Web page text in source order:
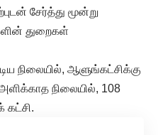
சேர்த்து மூன்று
துறைகள்
நிலையில், ஆளுங்கட்சிக்கு
நிலையில், 108
கட்சி.